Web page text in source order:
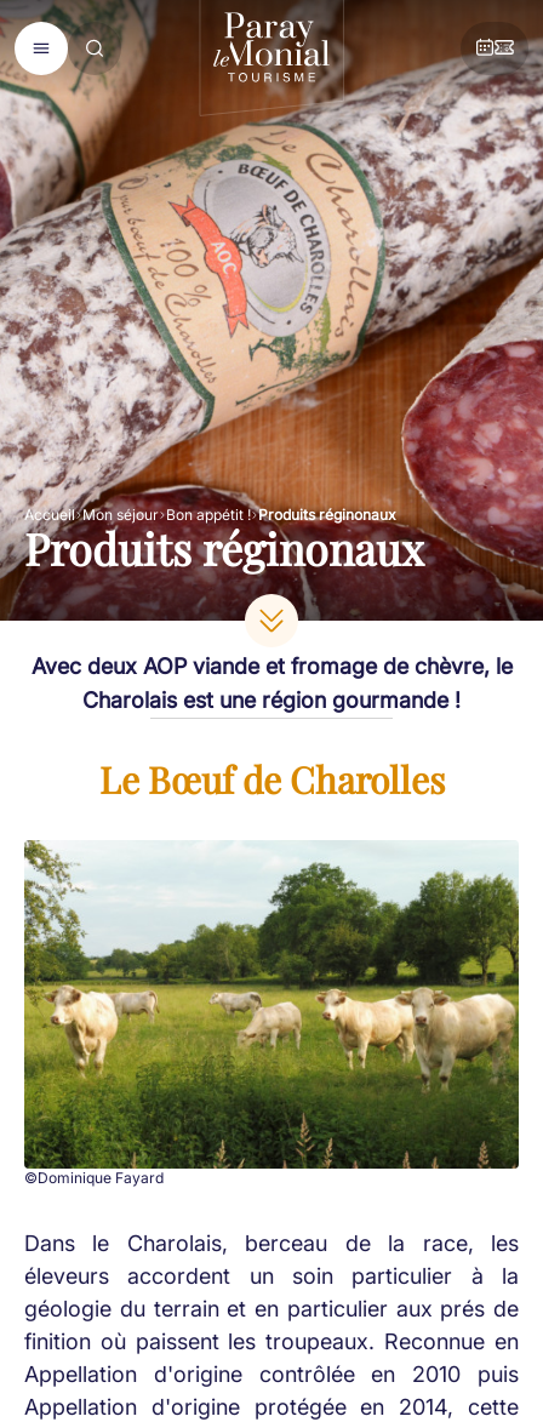
Accueil Mon séjour Bon appétit ! Produits réginonaux
Produits réginonaux
Avec deux AOP viande et fromage de chèvre, le
Charolais est une région gourmande !
Le Bœuf de Charolles
©Dominique Fayard
Dans le Charolais, berceau de la race, les
éleveurs accordent un soin particulier à la
géologie du terrain et en particulier aux prés de
finition où paissent les troupeaux. Reconnue en
Appellation d'origine contrôlée en 2010 puis
Appellation d'origine protégée en 2014, cette